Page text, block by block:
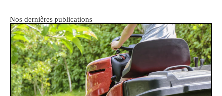
Nos dernières publications